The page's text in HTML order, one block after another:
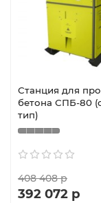
Станция для
бетона СПБ-80
тип)
408 408 р
392 072 р